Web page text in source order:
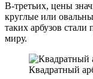
В-третьих, цены
круглые или
таких арбузов стали
миру.
Квадратный